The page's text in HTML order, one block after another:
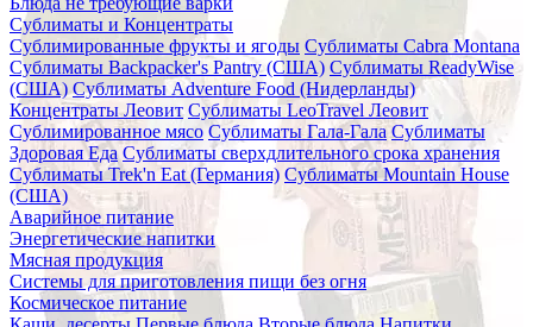
Сублиматы и Концентраты
Сублимированные фрукты и ягоды Сублиматы Cabra Montana
Сублиматы Backpacker's Pantry (США) Сублиматы ReadyWise
(США) Сублиматы Adventure Food (Нидерланды)
Концентраты Леовит Сублиматы LeoTravel Леовит
Сублимированное мясо Сублиматы Гала-Гала Сублиматы
Здоровая Еда Сублиматы сверхдлительного срока хранения
Сублиматы Trek'n Eat (Германия) Сублиматы Mountain House
(США)
Аварийное питание
Энергетические напитки
Мясная продукция
Системы для приготовления пищи без огня
Космическое питание